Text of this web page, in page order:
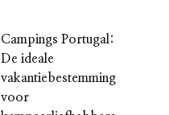
Campings Portugal:
De ideale
vakantiebestemming
voor